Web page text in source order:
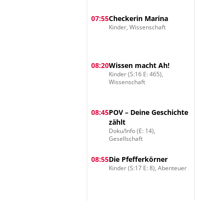
07:55Checkerin Marina
Kinder, Wissenschaft
08:20Wissen macht Ah!
Kinder (S:16 E: 465),
Wissenschaft
08:45POV – Deine Geschichte
zählt
Doku/Info (E: 14),
Gesellschaft
08:55Die Pfefferkörner
Kinder (S:17 E: 8), Abenteuer